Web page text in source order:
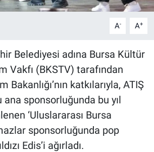
A- A+
Belediyesi adına Bursa Kültür
Vakfı (BKSTV) tarafından
Bakanlığı’nın katkılarıyla, ATIŞ
sponsorluğunda bu yıl
‘Uluslararası Bursa
sponsorluğunda pop
Edis’i ağırladı.